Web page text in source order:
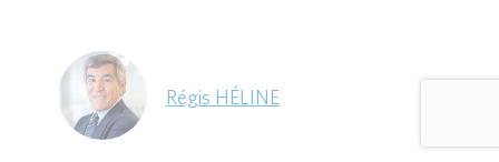
Régis HÉLINE